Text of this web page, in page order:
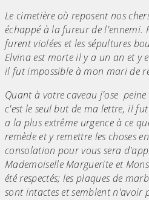
Le cimetière où reposent nos
échappé à la fureur de l'ennemi.
furent violées et les sépultures
Elvina est morte il y a un an et y
il fut impossible à mon mari de
Quant à votre caveau j'ose
c'est le seul but de ma lettre, il
a la plus extrême urgence à ce
remède et y remettre les choses
consolation pour vous sera
Mademoiselle Marguerite et
été respectés; les plaques de
sont intactes et semblent n'avoir